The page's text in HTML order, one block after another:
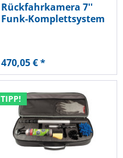
Rückfahrkamera 7''
Funk-Komplettsystem
470,05 € *
TIPP!